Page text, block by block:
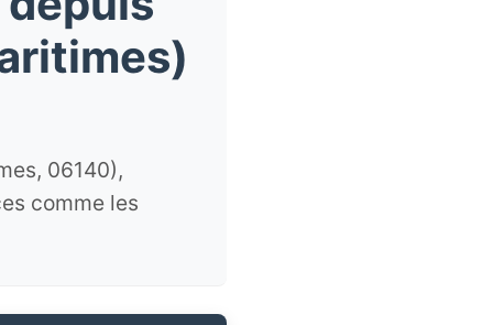
06140),
comme les